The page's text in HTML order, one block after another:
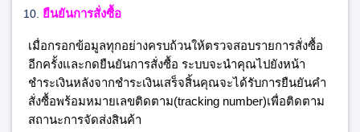
ยืนยันการสั่งซื้อ
เมื่อกรอกข้อมูลทุกอย่างครบถ้วนให้ตรวจสอบรายการสั่งซื้อ
อีกครั้งและกดยืนยันการสั่งซื้อ ระบบจะนำคุณไปยังหน้า
ชำระเงินหลังจากชำระเงินเสร็จสิ้นคุณจะได้รับการยืนยันคำ
สั่งซื้อพร้อมหมายเลขติดตาม(tracking number)เพื่อติดตาม
สถานะการจัดส่งสินค้า